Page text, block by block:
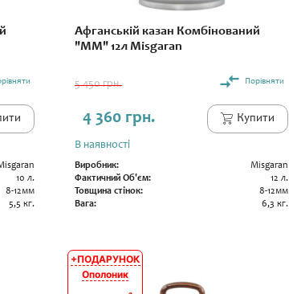
10 л.
8-12мм
5,5 кг.
Афганській казан Комбінований
"ММ" 12л Misgaran
5 450 грн. Порівняти
4 360 грн. Купити
В наявності
Виробник:
Misgaran
Фактичний Об'єм:
12 л.
Товщина стінок:
8-12мм
Вага:
6,3 кг.
АКЦІЯ
+ПОДАРУНОК
Ополоник